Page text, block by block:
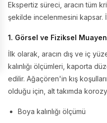
Ekspertiz süreci, aracın tüm
şekilde incelenmesini kapsar.
1. Görsel ve Fiziksel
İlk olarak, aracın dış ve iç
kalınlığı ölçümleri, kaporta
edilir. Ağaçören'in kış
olduğu için, alt takımda
Boya kalınlığı ölçümü